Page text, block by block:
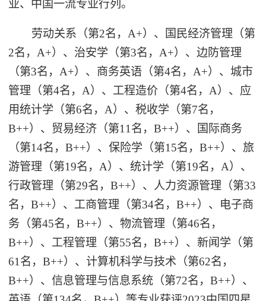
业、中国一流专业行列。
劳动关系（第2名，A+）、国民经济管理（第
2名，A+）、治安学（第3名，A+）、边防管理
（第3名，A+）、商务英语（第4名，A+）、城市
管理（第4名，A）、工程造价（第4名，A）、应
用统计学（第6名，A）、税收学（第7名，
B++）、贸易经济（第11名，B++）、国际商务
（第14名，B++）、保险学（第15名，B++）、旅
游管理（第19名，A）、统计学（第19名，A）、
行政管理（第29名，B++）、人力资源管理（第33
名，B++）、工商管理（第34名，B++）、电子商
务（第45名，B++）、物流管理（第46名，
B++）、工程管理（第55名，B++）、新闻学（第
61名，B++）、计算机科学与技术（第62名，
B++）、信息管理与信息系统（第72名，B++）、